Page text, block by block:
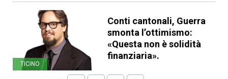
TICINO
Conti cantonali, Guerra
smonta l’ottimismo:
«Questa non è solidità
finanziaria».